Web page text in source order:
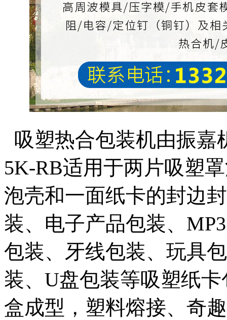
吸塑热合包装机由振嘉
5K-RB适用于两片吸塑
泡壳和一面纸卡的封边
装、电子产品包装、
包装、牙线包装、玩具
装、U盘包装等吸塑纸
盒成型，塑料熔接、奇